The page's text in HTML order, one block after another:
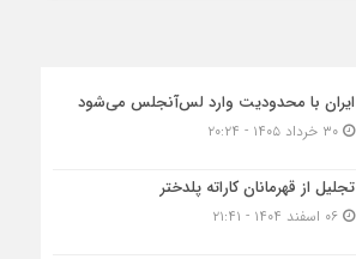
ایران با محدودیت وارد لس‌آنجلس می‌شود
۳۰ خرداد ۱۴۰۵ - ۲۰:۲۴
تجلیل از قهرمانان کاراته پلدختر
۰۶ اسفند ۱۴۰۴ - ۲۱:۴۱